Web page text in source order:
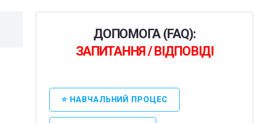
ДОПОМОГА (FAQ):
ЗАПИТАННЯ / ВІДПОВІДІ
⭐ НАВЧАЛЬНИЙ ПРОЦЕС